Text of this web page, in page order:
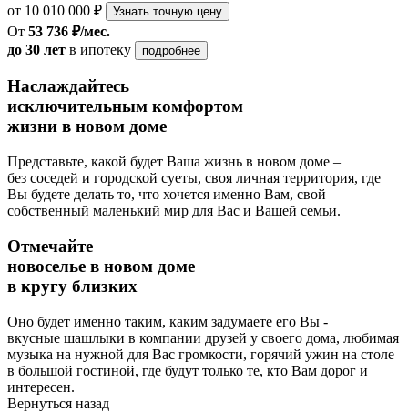
от 10 010 000 ₽ Узнать точную цену
От 53 736 ₽/мес.
до 30 лет в ипотеку подробнее
Наслаждайтесь
исключительным комфортом
жизни в новом доме
Представьте, какой будет Ваша жизнь в новом доме –
без соседей и городской суеты, своя личная территория, где
Вы будете делать то, что хочется именно Вам, свой
собственный маленький мир для Вас и Вашей семьи.
Отмечайте
новоселье в новом доме
в кругу близких
Оно будет именно таким, каким задумаете его Вы -
вкусные шашлыки в компании друзей у своего дома, любимая
музыка на нужной для Вас громкости, горячий ужин на столе
в большой гостиной, где будут только те, кто Вам дорог и
интересен.
Вернуться назад